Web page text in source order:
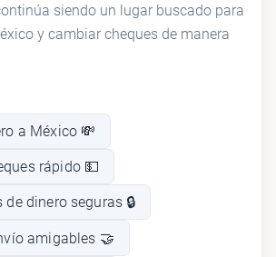
siendo un lugar buscado para
y cambiar cheques de manera
a México 💸
rápido 💵
dinero seguras 🔒
amigables 🤝